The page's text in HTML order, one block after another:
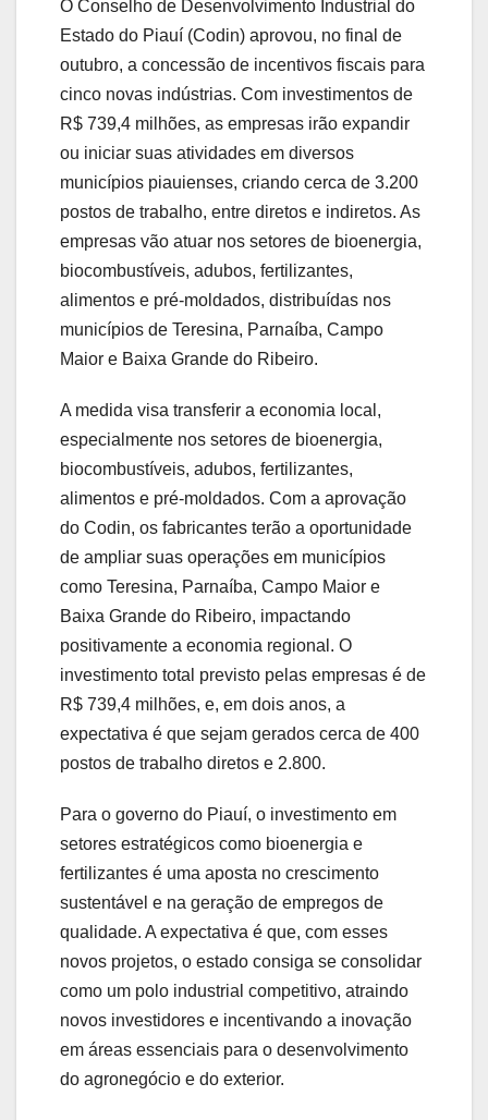
O Conselho de Desenvolvimento Industrial do
Estado do Piauí (Codin) aprovou, no final de
outubro, a concessão de incentivos fiscais para
cinco novas indústrias. Com investimentos de
R$ 739,4 milhões, as empresas irão expandir
ou iniciar suas atividades em diversos
municípios piauienses, criando cerca de 3.200
postos de trabalho, entre diretos e indiretos. As
empresas vão atuar nos setores de bioenergia,
biocombustíveis, adubos, fertilizantes,
alimentos e pré-moldados, distribuídas nos
municípios de Teresina, Parnaíba, Campo
Maior e Baixa Grande do Ribeiro.
A medida visa transferir a economia local,
especialmente nos setores de bioenergia,
biocombustíveis, adubos, fertilizantes,
alimentos e pré-moldados. Com a aprovação
do Codin, os fabricantes terão a oportunidade
de ampliar suas operações em municípios
como Teresina, Parnaíba, Campo Maior e
Baixa Grande do Ribeiro, impactando
positivamente a economia regional. O
investimento total previsto pelas empresas é de
R$ 739,4 milhões, e, em dois anos, a
expectativa é que sejam gerados cerca de 400
postos de trabalho diretos e 2.800.
Para o governo do Piauí, o investimento em
setores estratégicos como bioenergia e
fertilizantes é uma aposta no crescimento
sustentável e na geração de empregos de
qualidade. A expectativa é que, com esses
novos projetos, o estado consiga se consolidar
como um polo industrial competitivo, atraindo
novos investidores e incentivando a inovação
em áreas essenciais para o desenvolvimento
do agronegócio e do exterior.